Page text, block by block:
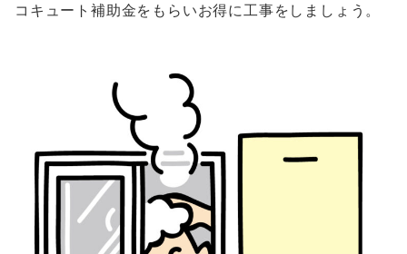
コキュート補助金をもらいお得に工事をしましょう。